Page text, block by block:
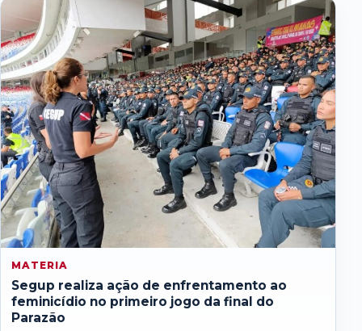
MATERIA
Segup realiza ação de enfrentamento ao
feminicídio no primeiro jogo da final do
Parazão